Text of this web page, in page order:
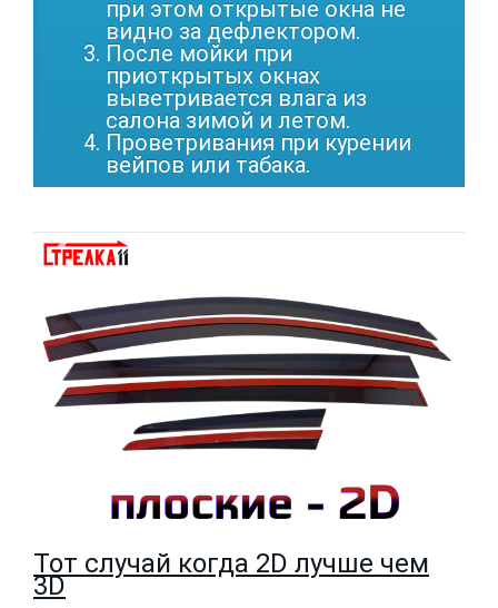
при этом открытые окна не
видно за дефлектором.
После мойки при
приоткрытых окнах
выветривается влага из
салона зимой и летом.
Проветривания при курении
вейпов или табака.
Тот случай когда 2D лучше чем
3D